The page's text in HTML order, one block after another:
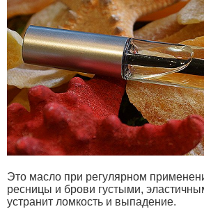
Это масло при регулярном
ресницы и брови густыми,
устранит ломкость и выпадение.